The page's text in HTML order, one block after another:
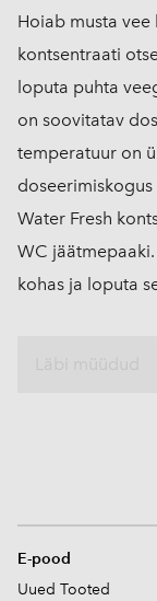
Hoiab musta vee
kontsentraati
loputa puhta
on soovitatav
temperatuur on
Water Fresh
WC
kohas ja loputa
E-pood
Uued Tooted